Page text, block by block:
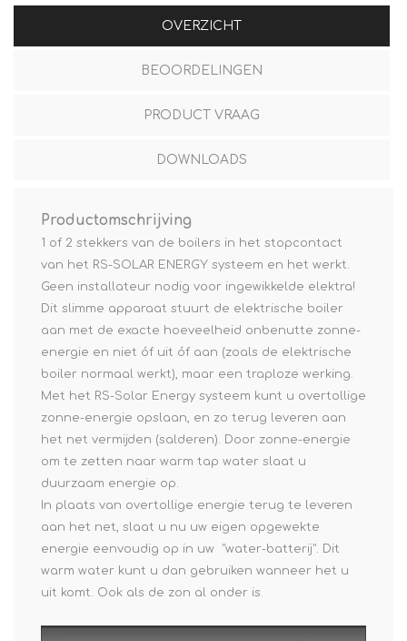
OVERZICHT
BEOORDELINGEN
PRODUCT VRAAG
DOWNLOADS
Productomschrijving
1 of 2 stekkers van de boilers in het stopcontact
van het RS-SOLAR ENERGY systeem en het werkt.
Geen installateur nodig voor ingewikkelde elektra!
Dit slimme apparaat stuurt de elektrische boiler
aan met de exacte hoeveelheid onbenutte zonne-
energie en niet óf uit óf aan (zoals de elektrische
boiler normaal werkt), maar een traploze werking.
Met het RS-Solar Energy systeem kunt u overtollige
zonne-energie opslaan, en zo terug leveren aan
het net vermijden (salderen). Door zonne-energie
om te zetten naar warm tap water slaat u
duurzaam energie op.
In plaats van overtollige energie terug te leveren
aan het net, slaat u nu uw eigen opgewekte
energie eenvoudig op in uw "water-batterij". Dit
warm water kunt u dan gebruiken wanneer het u
uit komt. Ook als de zon al onder is.